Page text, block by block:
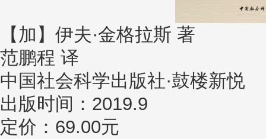
【加】伊夫·金格拉斯 著
范鹏程 译
中国社会科学出版社·鼓楼新悦
出版时间：2019.9
定价：69.00元